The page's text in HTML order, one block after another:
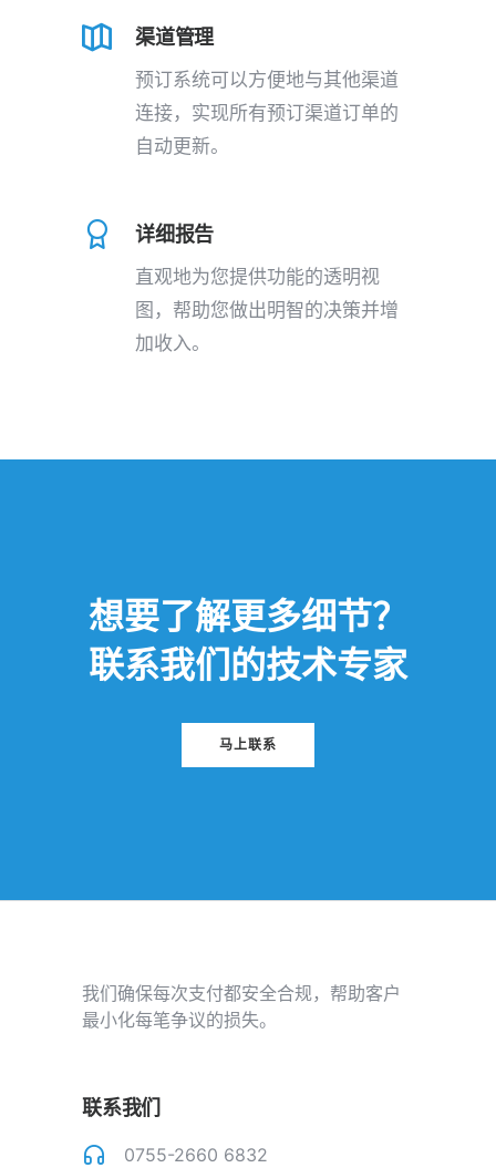
渠道管理
预订系统可以方便地与其他渠道
连接，实现所有预订渠道订单的
自动更新。
详细报告
直观地为您提供功能的透明视
图，帮助您做出明智的决策并增
加收入。
想要了解更多细节？
联系我们的技术专家
马上联系
我们确保每次支付都安全合规，帮助客户
最小化每笔争议的损失。
联系我们
0755-2660 6832